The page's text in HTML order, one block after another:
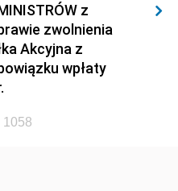
1930
1927
z
zwolnienia
Akcyjna z
wpłaty
1058